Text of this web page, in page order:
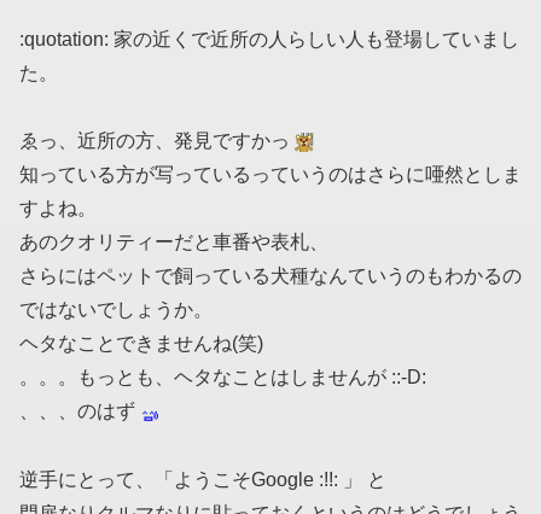
:quotation: 家の近くで近所の人らしい人も登場していまし
た。
ゑっ、近所の方、発見ですかっ
知っている方が写っているっていうのはさらに唖然としま
すよね。
あのクオリティーだと車番や表札、
さらにはペットで飼っている犬種なんていうのもわかるの
ではないでしょうか。
ヘタなことできませんね(笑)
。。。もっとも、ヘタなことはしませんが ::-D:
、、、のはず
逆手にとって、「ようこそGoogle :!!: 」 と